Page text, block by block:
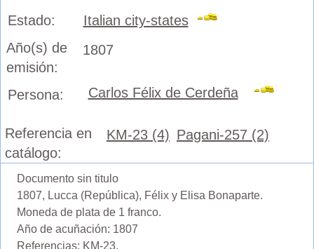
Estado:
Italian city-states
Año(s) de
emisión:
1807
Persona: Carlos Félix de Cerdeña
Referencia en
catálogo:
KM-23 (4) Pagani-257 (2)
Documento sin titulo
1807, Lucca (República), Félix y Elisa Bonaparte.
Moneda de plata de 1 franco.
Año de acuñación: 1807
Referencias: KM-23.